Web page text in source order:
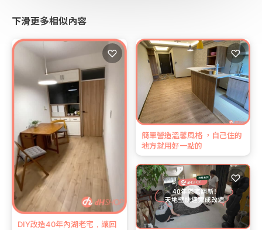
下滑更多相似內容
DIY改造40年內湖老宅，讓回
♡
簡單營造溫馨風格 ，自己住的
地方就用好一點的
♡
♡